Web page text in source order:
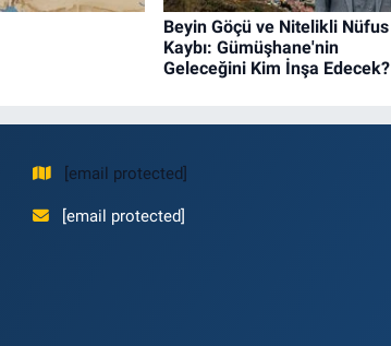
Beyin Göçü ve Nitelikli Nüfus
Kaybı: Gümüşhane'nin
Geleceğini Kim İnşa Edecek?
[email protected]
[email protected]